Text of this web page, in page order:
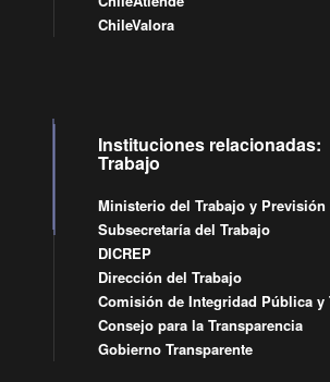
ChileValora
Instituciones relacionadas:
Trabajo
Ministerio del Trabajo y Previsión
Subsecretaría del Trabajo
DICREP
Dirección del Trabajo
Comisión de Integridad Pública y
Consejo para la Transparencia
Gobierno Transparente